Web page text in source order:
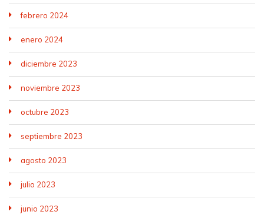
febrero 2024
enero 2024
diciembre 2023
noviembre 2023
octubre 2023
septiembre 2023
agosto 2023
julio 2023
junio 2023